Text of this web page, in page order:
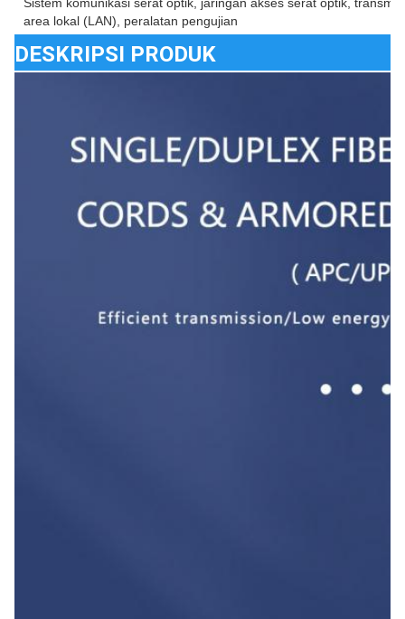
area lokal (LAN), peralatan pengujian
DESKRIPSI PRODUK